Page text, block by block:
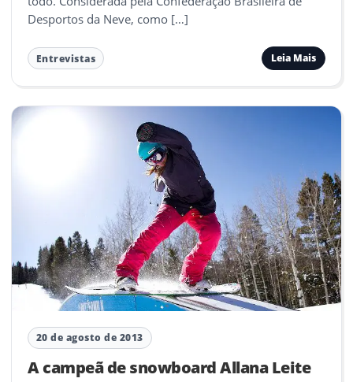
Desportos da Neve, como […]
Entrevistas Leia Mais
20 de agosto de 2013
A campeã de snowboard Allana Leite